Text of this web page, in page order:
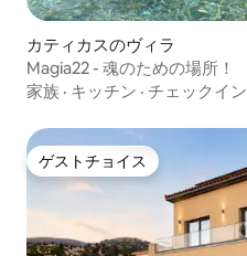
カティカスのヴィラ
Magia22 - 魂のための場所！
家族 · キッチン · チェックイン
ゲストチョイス
ゲストチョイス